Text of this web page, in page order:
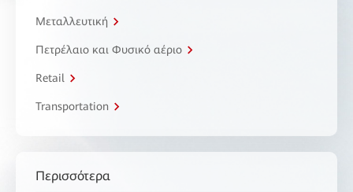
Μεταλλευτική
Πετρέλαιο και Φυσικό αέριο
Retail
Transportation
Περισσότερα